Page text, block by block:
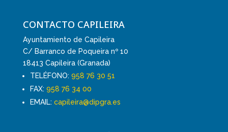
CONTACTO CAPILEIRA
Ayuntamiento de Capileira
C/ Barranco de Poqueira nº 10
18413 Capileira (Granada)
TELÉFONO: 958 76 30 51
FAX: 958 76 34 00
EMAIL: capileira@dipgra.es